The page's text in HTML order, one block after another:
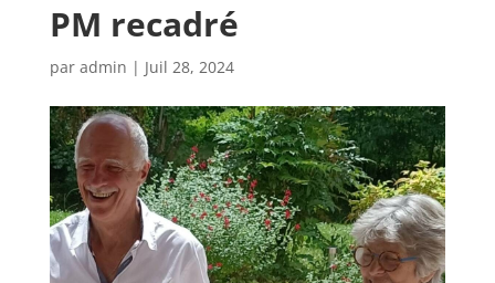
PM recadré
par admin | Juil 28, 2024